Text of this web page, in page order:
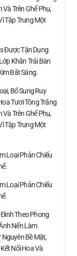
Trên Ghế Phụ,
Tập Trung Một
Được Tận Dụng
Khăn Trải Bàn
Bắt Sáng.
Bổ Sung Ruy
Tươi Tông Trắng
Trên Ghế Phụ,
Tập Trung Một
Loại Phản Chiếu
Loại Phản Chiếu
Theo Phong
Nến Làm
Bề Mặt,
Nối Hoa Và